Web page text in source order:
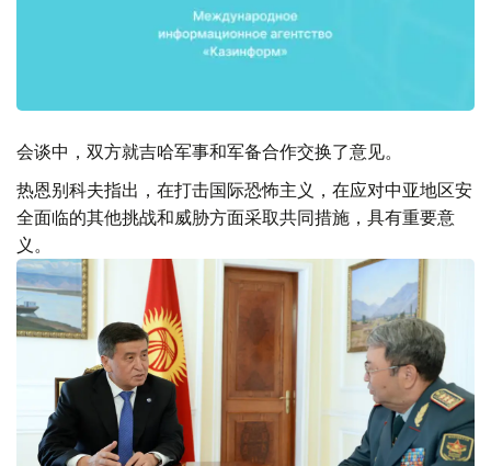
会谈中，双方就吉哈军事和军备合作交换了意见。
热恩别科夫指出，在打击国际恐怖主义，在应对中亚地区安
全面临的其他挑战和威胁方面采取共同措施，具有重要意
义。